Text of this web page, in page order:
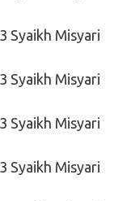
Syaikh Misyari
Syaikh Misyari
Syaikh Misyari
Syaikh Misyari